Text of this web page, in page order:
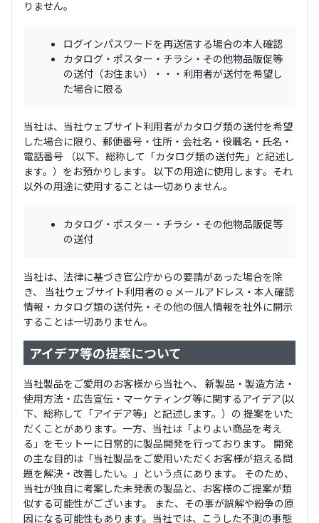
りません。
ログインパスワードを再送信する場合の本人確認
カタログ・ポスター・チラシ・その他物品販促等
の送付（お住まい）・・・利用者が送付を希望し
た場合に限る
当社は、当社ウェブサイト利用者がカタログ類の送付を希望
した場合に限り、郵便番号・住所・会社名・役職名・氏名・
電話番号 （以下、総称して「カタログ類の送付先」と記述し
ます。）をお預かりします。 以下の用途に使用します。それ
以外の用途に使用することは一切ありません。
カタログ・ポスター・チラシ・その他物品販促等
の送付
当社は、法律に基づき官公庁からの要請があった場合を除
き、 当社ウェブサイト利用者のｅメールアドレス・本人確認
情報・カタログ類の送付先・その他の個人情報を社外に開示
することは一切ありません。
アイデア等の提案について
当社製品をご愛用のお客様から当社へ、 新製品・製造方法・
使用方法・広告宣伝・マーケティング等に関するアイデア(以
下、総称して「アイデア等」と記述します。）の 提案をいた
だくことがあります。一方、当社は「よりよい商品を考え
る」をモットーに日常的に製品開発を行っております。 開発
の主な目的は「当社製品をご愛用いただくお客様が抱える問
題を解決・改善したい。」という点にあります。 そのため、
当社が独自に考案した未発表の製品と、お客様のご提案が類
似する可能性がございます。 また、その事が誤解や紛争の原
因になる可能性もあります。当社では、こうした不測の事態